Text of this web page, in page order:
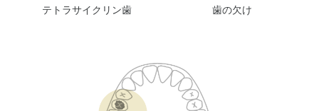
テトラサイクリン歯 歯の欠け